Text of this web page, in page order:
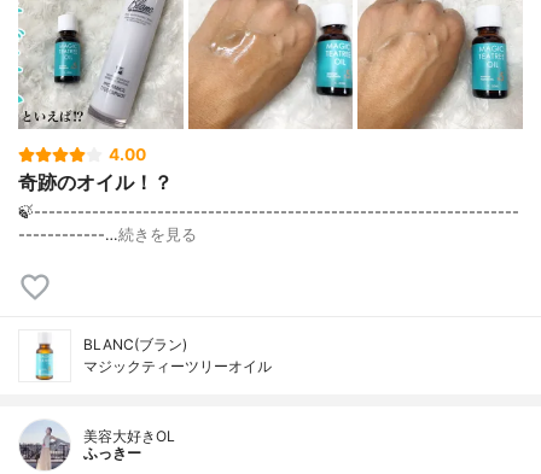
4.00
奇跡のオイル！？
🍃-------------------------------------------------------------------
------------…続きを見る
BLANC(ブラン)
マジックティーツリーオイル
美容大好きOL
ふっきー